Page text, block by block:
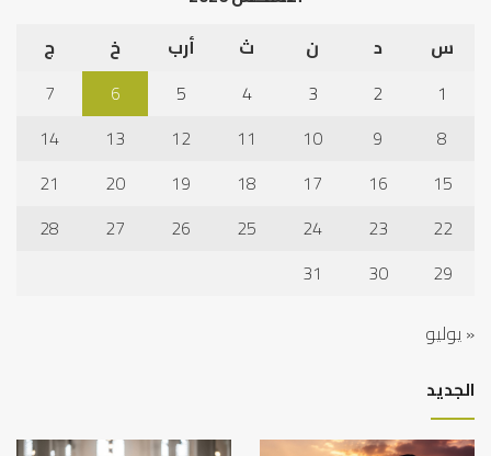
س
د ن ث أرب خ
ج
1
2
3
4
5
6
7
8
9
10
11
12
13
14
15
16
17
18
19
20
21
22
23
24
25
26
27
28
29
30
31
« يوليو
الجديد